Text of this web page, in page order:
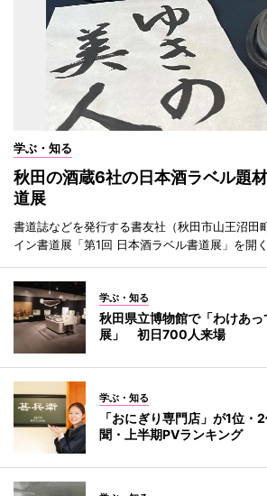
学ぶ・知る
秋田の酒蔵6社の日本酒ラベル題
道展
書道誌などを発行する書友社（秋田市山王沼田
イン書道展「第1回 日本酒ラベル書道展」を開く
学ぶ・知る
秋田県立博物館で「わけあっ
展」 初日700人来場
学ぶ・知る
「おにぎり専門店」が1位
聞・上半期PVランキング